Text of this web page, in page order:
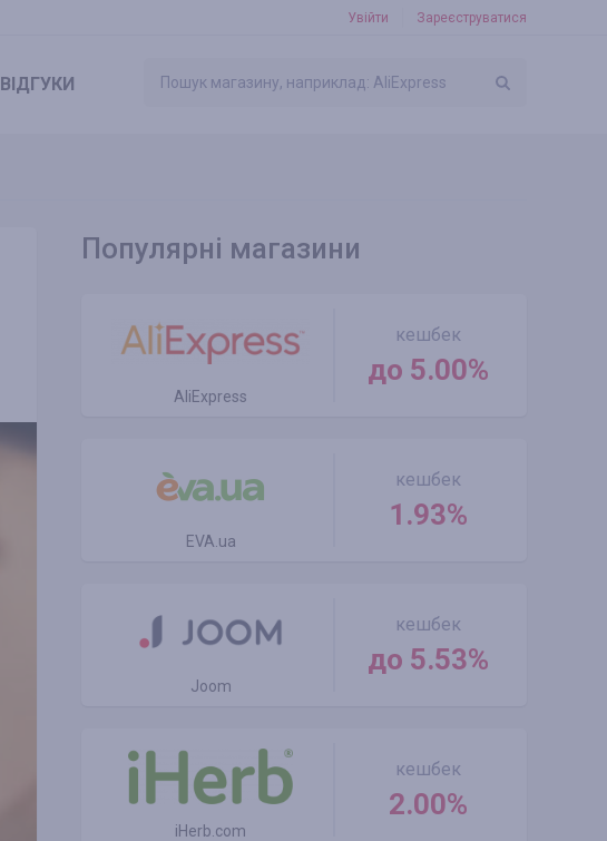
Увійти Зареєструватися
ВІДГУКИ
Популярні магазини
AliExpress
кешбек
до 5.00%
EVA.ua
кешбек
1.93%
Joom
кешбек
до 5.53%
iHerb.com
кешбек
2.00%